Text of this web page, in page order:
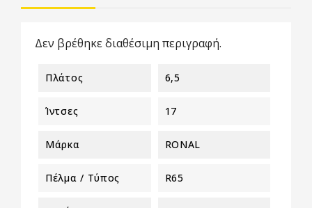
Δεν βρέθηκε διαθέσιμη περιγραφή.
Πλάτος 6,5
Ίντσες 17
Μάρκα RONAL
Πέλμα / Τύπος R65